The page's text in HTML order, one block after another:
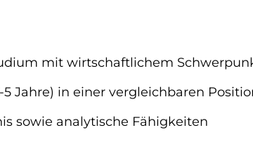
mit wirtschaftlichem
Jahre) in einer vergleichbaren
sowie analytische Fähigkeiten